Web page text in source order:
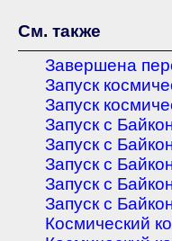
См. также
Завершена
Запуск
Запуск
Запуск с
Запуск с
Запуск с
Запуск с
Запуск с
Космический